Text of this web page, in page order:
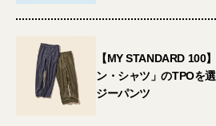
【MY STANDARD 100
ン・シャツ」のTPOを
ジーパンツ